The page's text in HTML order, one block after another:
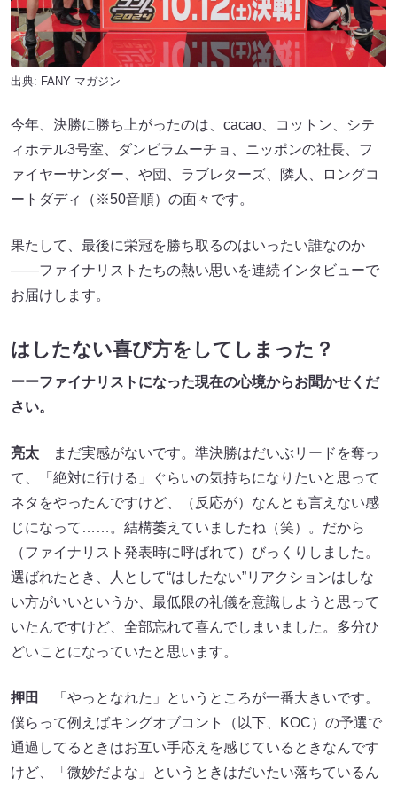
出典: FANY マガジン
今年、決勝に勝ち上がったのは、cacao、コットン​​、シテ
ィホテル3号室​​、ダンビラムーチョ​​、ニッポンの社長、フ
ァイヤーサンダー、や団、ラブレターズ、隣人、ロングコ
ートダディ（※50音順）の面々です。
果たして、最後に栄冠を勝ち取るのはいったい誰なのか
――ファイナリストたちの熱い思いを連続インタビューで
お届けします。
はしたない喜び方をしてしまった？
ーーファイナリストになった現在の心境からお聞かせくだ
さい。
亮太 まだ実感がないです。準決勝はだいぶリードを奪っ
て、「絶対に行ける」ぐらいの気持ちになりたいと思って
ネタをやったんですけど、（反応が）なんとも言えない感
じになって……。結構萎えていましたね（笑）。だから
（ファイナリスト発表時に呼ばれて）びっくりしました。
選ばれたとき、人として“はしたない”リアクションはしな
い方がいいというか、最低限の礼儀を意識しようと思って
いたんですけど、全部忘れて喜んでしまいました。多分ひ
どいことになっていたと思います。
押田
「やっとなれた」というところが一番大きいです。
僕らって例えばキングオブコント（以下、KOC）の予選で
通過してるときはお互い手応えを感じているときなんです
けど、「微妙だよな」というときはだいたい落ちているん